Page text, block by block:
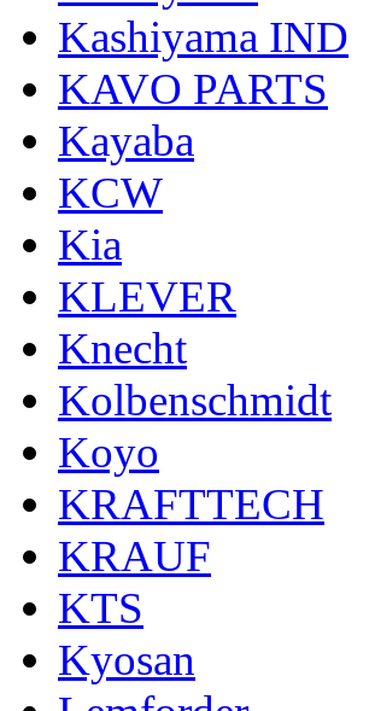
Kashiyama IND
KAVO PARTS
Kayaba
KCW
Kia
KLEVER
Knecht
Kolbenschmidt
Koyo
KRAFTTECH
KRAUF
KTS
Kyosan